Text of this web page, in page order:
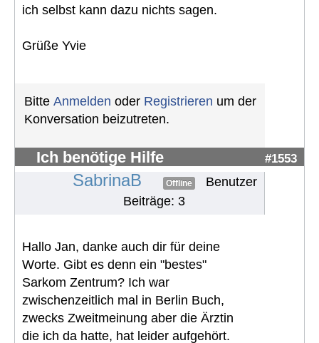
ich selbst kann dazu nichts sagen.
Grüße Yvie
Bitte Anmelden oder Registrieren um der
Konversation beizutreten.
Ich benötige Hilfe #1553
SabrinaB Offline
Benutzer
Beiträge: 3
Hallo Jan, danke auch dir für deine
Worte. Gibt es denn ein "bestes"
Sarkom Zentrum? Ich war
zwischenzeitlich mal in Berlin Buch,
zwecks Zweitmeinung aber die Ärztin
die ich da hatte, hat leider aufgehört.